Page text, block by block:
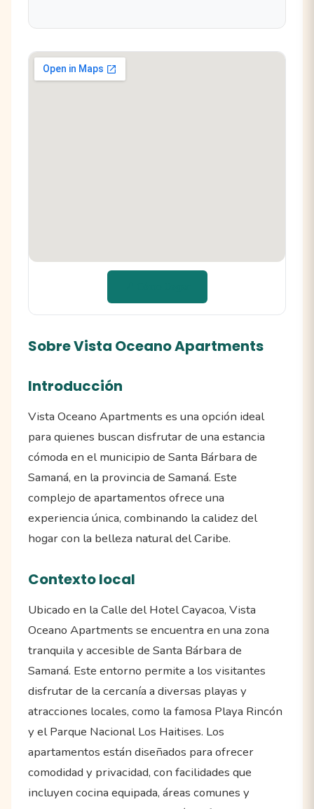
Sobre Vista Oceano Apartments
Introducción
Vista Oceano Apartments es una opción ideal
para quienes buscan disfrutar de una estancia
cómoda en el municipio de Santa Bárbara de
Samaná, en la provincia de Samaná. Este
complejo de apartamentos ofrece una
experiencia única, combinando la calidez del
hogar con la belleza natural del Caribe.
Contexto local
Ubicado en la Calle del Hotel Cayacoa, Vista
Oceano Apartments se encuentra en una zona
tranquila y accesible de Santa Bárbara de
Samaná. Este entorno permite a los visitantes
disfrutar de la cercanía a diversas playas y
atracciones locales, como la famosa Playa Rincón
y el Parque Nacional Los Haitises. Los
apartamentos están diseñados para ofrecer
comodidad y privacidad, con facilidades que
incluyen cocina equipada, áreas comunes y